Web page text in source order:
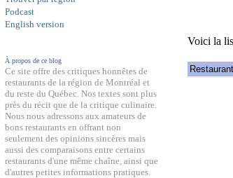
Podcast
English version
À propos de ce blog
Ce site offre des critiques honnêtes de
restaurants de la région de Montréal et
du reste du Québec. Nos textes sont plus
près du récit que de la critique culinaire.
Nous nous adressons aux amateurs de
bons restaurants en offrant non
seulement des opinions sincères mais
aussi des comparaisons entre certains
restaurants d'une même chaîne, ainsi que
d'autres petites informations pratiques.
Voici la